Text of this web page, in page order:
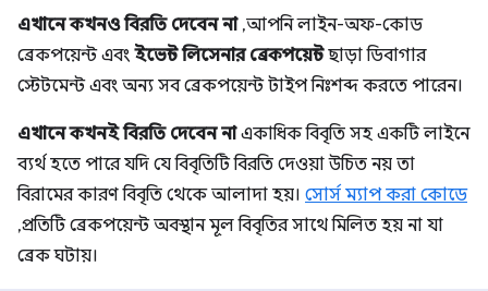
এখানে কখনও বিরতি দেবেন না, আপনি লাইন-অফ-কোড
ব্রেকপয়েন্ট এবং ইভেন্ট লিসেনার ব্রেকপয়েন্টছাড়া ডিবাগার
স্টেটমেন্ট এবং অন্য সব ব্রেকপয়েন্ট টাইপ নিঃশব্দ করতে পারেন।
এখানে কখনই বিরতি দেবেন নাএকাধিক বিবৃতি সহ একটি লাইনে
ব্যর্থ হতে পারে যদি যে বিবৃতিটি বিরতি দেওয়া উচিত নয় তা
বিরামের কারণ বিবৃতি থেকে আলাদা হয়। সোর্স ম্যাপ করা কোডে
, প্রতিটি ব্রেকপয়েন্ট অবস্থান মূল বিবৃতির সাথে মিলিত হয় না যা
ব্রেক ঘটায়।